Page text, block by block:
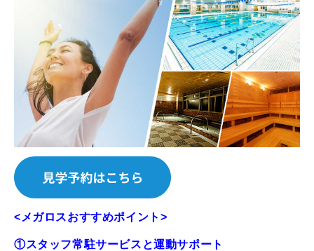
<メガロスおすすめポイント>
①スタッフ常駐サービスと運動サポート